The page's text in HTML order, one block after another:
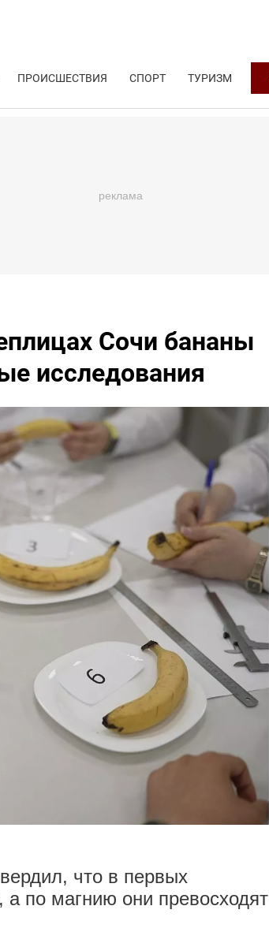
ПРОИСШЕСТВИЯ СПОРТ ТУРИЗМ
Сочи бананы
исследования
что в первых
а по магнию они превосходят